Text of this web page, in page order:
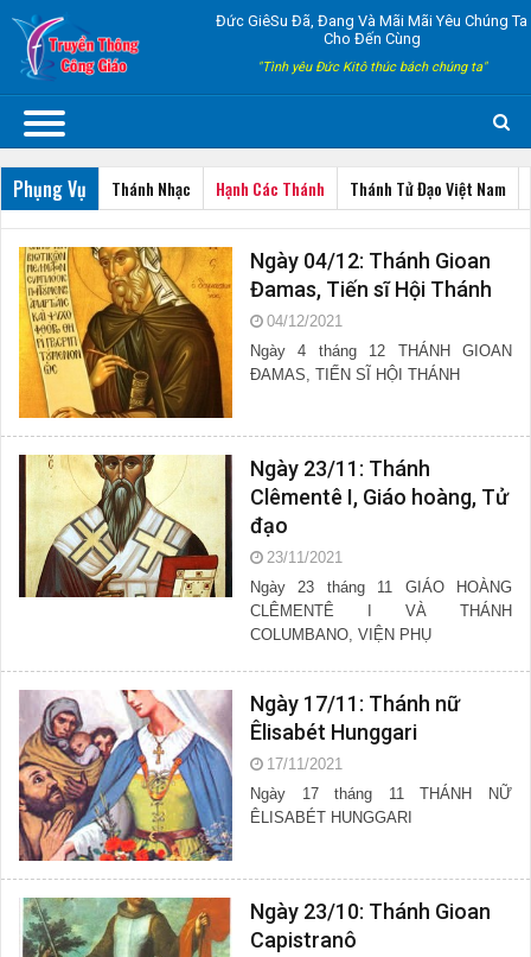
Đức GiêSu Đã, Đang Và Mãi Mãi Yêu Chúng Ta
Cho Đến Cùng
"Tình yêu Đức Kitô thúc bách chúng ta"
Phụng Vụ Thánh Nhạc Hạnh Các Thánh Thánh Tử Đạo Việt Nam
Ngày 04/12: Thánh Gioan
Đamas, Tiến sĩ Hội Thánh
04/12/2021
Ngày 4 tháng 12 THÁNH GIOAN
ĐAMAS, TIẾN SĨ HỘI THÁNH
Ngày 23/11: Thánh
Clêmentê I, Giáo hoàng, Tử
đạo
23/11/2021
Ngày 23 tháng 11 GIÁO HOÀNG
CLÊMENTÊ I VÀ THÁNH
COLUMBANO, VIỆN PHỤ
Ngày 17/11: Thánh nữ
Êlisabét Hunggari
17/11/2021
Ngày 17 tháng 11 THÁNH NỮ
ÊLISABÉT HUNGGARI
Ngày 23/10: Thánh Gioan
Capistranô